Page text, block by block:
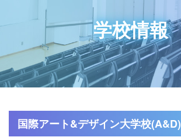
学校情報
国際アート&デザイン大学校(A&D)